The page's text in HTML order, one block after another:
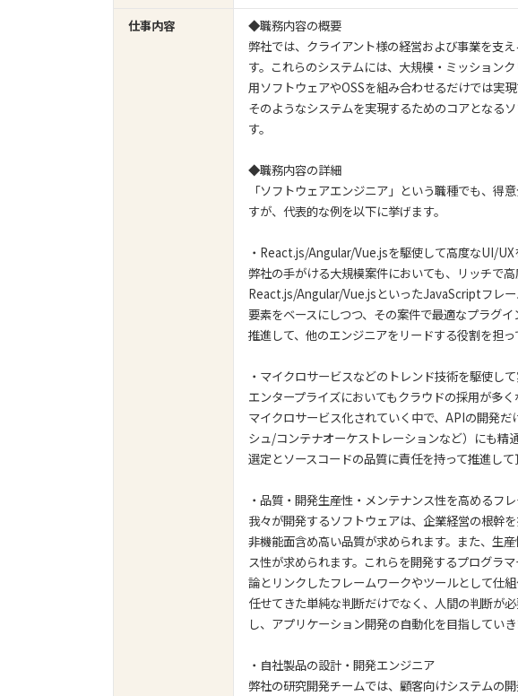
仕事内容
◆職務内容の概要
弊社では、クライアント様の経営および事業を支
す。これらのシステムには、大規模・ミッション
用ソフトウェアやOSSを組み合わせるだけでは実
そのようなシステムを実現するためのコアとなる
す。
◆職務内容の詳細
「ソフトウェアエンジニア」という職種でも、得
すが、代表的な例を以下に挙げます。
・React.js/Angular/Vue.jsを駆使して高度なUI/
弊社の手がける大規模案件においても、リッチで
React.js/Angular/Vue.jsといったJavaScriptフレ
要素をベースにしつつ、その案件で最適なプラグ
推進して、他のエンジニアをリードする役割を担っ
・マイクロサービスなどのトレンド技術を駆使し
エンタープライズにおいてもクラウドの採用が多
マイクロサービス化されていく中で、APIの開発
シュ/コンテナオーケストレーションなど）にも精
選定とソースコードの品質に責任を持って推進して
・品質・開発生産性・メンテナンス性を高めるフ
我々が開発するソフトウェアは、企業経営の根幹
非機能面含め高い品質が求められます。また、生
ス性が求められます。これらを開発するプログラ
論とリンクしたフレームワークやツールとして仕
任せてきた単純な判断だけでなく、人間の判断が
し、アプリケーション開発の自動化を目指していき
・自社製品の設計・開発エンジニア
弊社の研究開発チームでは、顧客向けシステムの